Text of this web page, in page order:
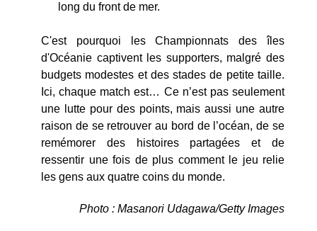
long du front de mer.
C'est pourquoi les Championnats des îles
d'Océanie captivent les supporters, malgré des
budgets modestes et des stades de petite taille.
Ici, chaque match est… Ce n’est pas seulement
une lutte pour des points, mais aussi une autre
raison de se retrouver au bord de l’océan, de se
remémorer des histoires partagées et de
ressentir une fois de plus comment le jeu relie
les gens aux quatre coins du monde.
Photo : Masanori Udagawa/Getty Images